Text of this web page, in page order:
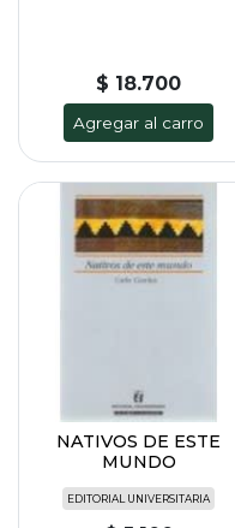
$ 18.700
Agregar al carro
NATIVOS DE ESTE
MUNDO
EDITORIAL UNIVERSITARIA